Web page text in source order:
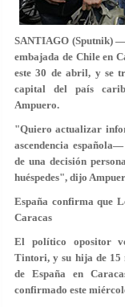
SANTIAGO (Sputnik)
embajada de Chile en
este 30 de abril, y se
capital del país
Ampuero.
"Quiero actualizar
ascendencia
de una decisión
huéspedes", dijo
España confirma que
Caracas
El político opositor
Tintori, y su hija de 15
de España en
confirmado este